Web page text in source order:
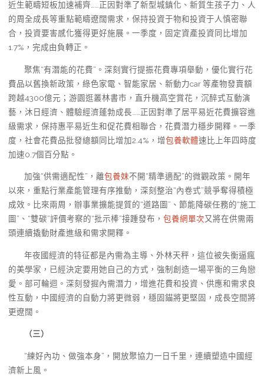
近生範疇短板加速補齊……正因對準了新型城鎮化、新質生孩子力、人
的周全成長等重點範疇遼闊需求，保持投資于物和投資于人慎密聯
合，投資要害感化獲得更好施展。一季度，固定資產投資同比增加
1.7%，完成由負轉正。
聚焦“有潛能的花費”。深刻實行提振花費專項舉動，優化實行花
費品以舊換新政策，綠色家電、智能家居、新動力car 等產物發賣額
跨越4300億元；游園逛叢林書市，直升機高空賞花，沉醉式互動演
藝，沐日經濟、體驗經濟蓬勃成長……正因對準了居平易近花費擴容進
級需求，保持惠平易近生和促花費相聯合，花費潛力穩步開釋。一季
度，社會花費品批發總額同比增加2.4%，增包養軟體速比上年四時度
加速0.7個百分點。
加強“供需適配性”，離包養妹不開“精準適配”的微觀政策。開年
以來，重點行業產能管理有序推動，深刻整治“內卷式”競爭奪得積極
成效。比來兩周，辦事業擴能提質的“道路圖”、節能降碳任務的“施工
圖”、“雙碳”評價考察的“批示棒”接踵發布， 包養網單次又將在供需兩
頭連續撬動財產進級和需求開釋。
年夜國經濟的特征都是內需為主導、外林天秤，這位被失衡逼瘋
的美學家，已經決定要用她自己的方式，強制創造一場平衡的三角戀
愛。部可輪迴。深刻發掘內需潛力，增進花費和投資、供應和需求良
性互動，中國經濟的自動力將更微弱，穩固錨將更堅固，成長空間將
更遼闊。
（三）
“練好內功、做強本身”，開放聚協力一日千里，連續塑造中國經
濟新上風。